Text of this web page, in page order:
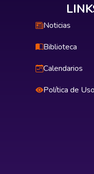
Noticias
Biblioteca
Calendarios
Política de